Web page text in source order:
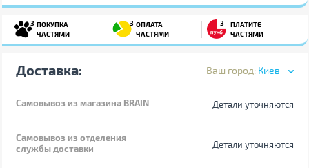
3 ПОКУПКА
ЧАСТЯМИ
3 ОПЛАТА
ЧАСТЯМИ
3
ПЛАТИТЕ
ЧАСТЯМИ
Доставка: Ваш город: Киев
Самовывоз из магазина BRAIN Детали уточняются
Самовывоз из отделения
службы доставки
Детали уточняются